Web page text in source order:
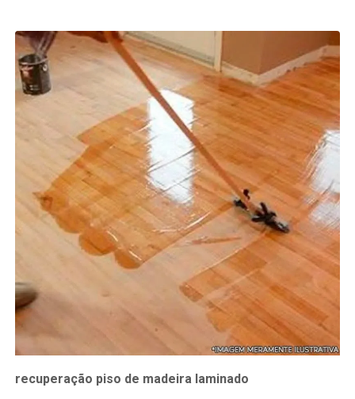
recuperação piso de madeira laminado